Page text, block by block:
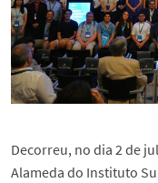
Decorreu, no dia 2 de
Alameda do Instituto